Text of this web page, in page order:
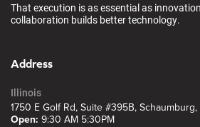
That execution is as essential as
collaboration builds better technology.
Address
Illinois
1750 E Golf Rd, Suite #395B, Schaumburg,
Open: 9:30 AM 5:30PM